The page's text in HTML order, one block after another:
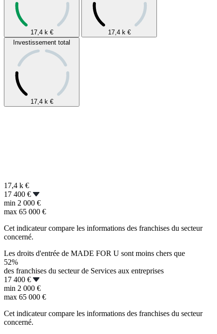
17,4 k € 17,4 k €
Investissement total
17,4 k €
17,4 k €
17 400 €
min 2 000 €
max 65 000 €
Cet indicateur compare les informations des franchises du secteur
concerné.
Les droits d'entrée de MADE FOR U sont moins chers que
52%
des franchises du secteur de Services aux entreprises
17 400 €
min 2 000 €
max 65 000 €
Cet indicateur compare les informations des franchises du secteur
concerné.